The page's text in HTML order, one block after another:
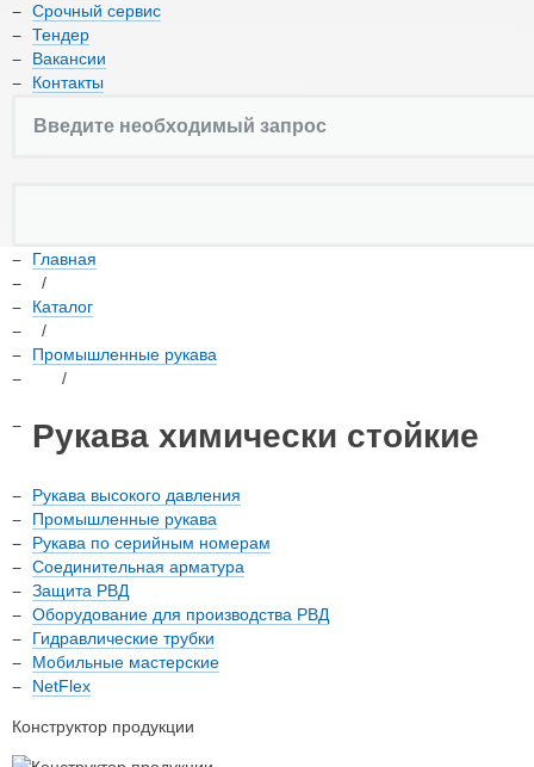
Контакты
8 (800) 550-66-17
Доставка по всей России
Срочный сервис
Тендер
Вакансии
Контакты
Главная
/
Каталог
/
Промышленные рукава
/
Рукава химически стойкие
Рукава высокого давления
Промышленные рукава
Рукава по серийным номерам
Соединительная арматура
Защита РВД
Оборудование для производства РВД
Гидравлические трубки
Мобильные мастерские
NetFlex
Конструктор продукции